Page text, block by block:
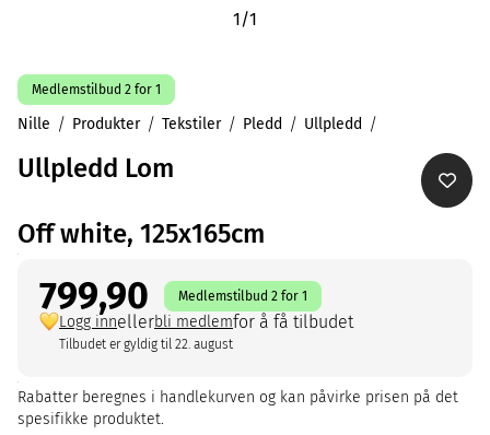
1/1
Medlemstilbud 2 for 1
Nille Produkter Tekstiler Pledd Ullpledd
Ullpledd Lom
Off white, 125x165cm
799,90 Medlemstilbud 2 for 1
Logg innellerbli medlemfor å få tilbudet
Tilbudet er gyldig til 22. august
Rabatter beregnes i handlekurven og kan påvirke prisen på det
spesifikke produktet.